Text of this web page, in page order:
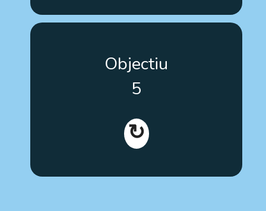
Objectiu
5
↻
teràpies basada en l'evidència en els currículums
de formació del personal sanitari i educatiu d'arreu
d'Europa.